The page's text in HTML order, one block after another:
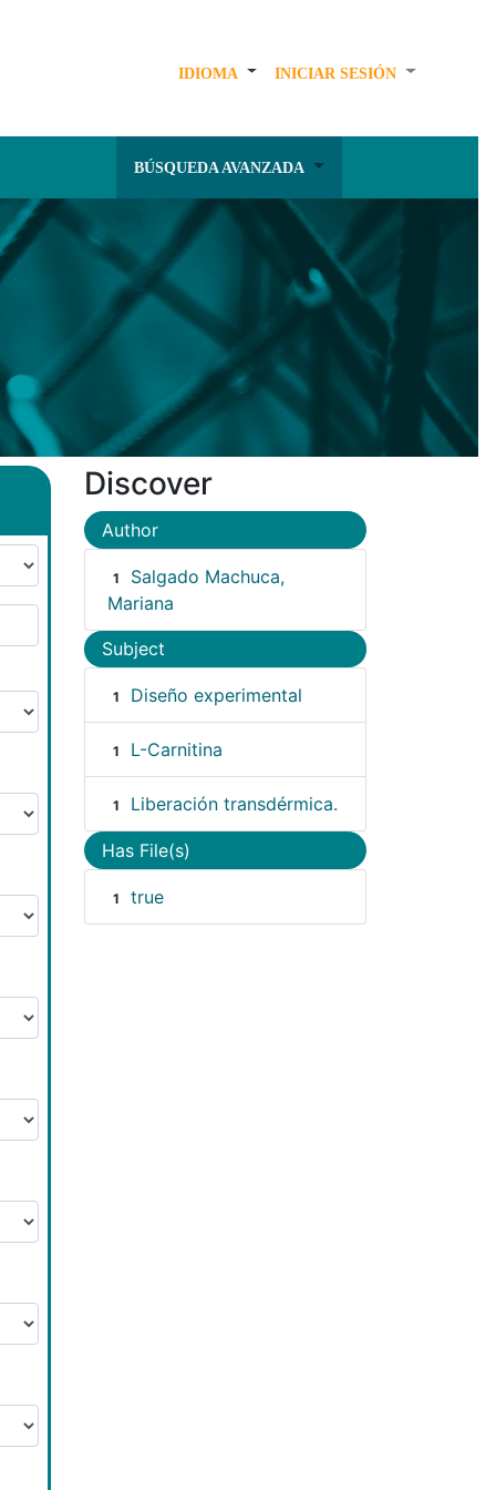
IDIOMA INICIAR SESIÓN
BÚSQUEDA AVANZADA
Discover
Author
1
Salgado Machuca,
Mariana
Subject
1 Diseño experimental
1 L-Carnitina
1 Liberación transdérmica.
Has File(s)
1 true